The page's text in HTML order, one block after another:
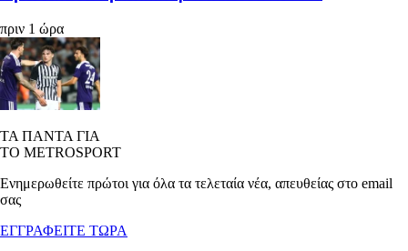
πριν 1 ώρα
ΤΑ ΠΑΝΤΑ ΓΙΑ
ΤΟ METROSPORT
Ενημερωθείτε πρώτοι για όλα τα τελεταία νέα, απευθείας στο email
σας
ΕΓΓΡΑΦΕΙΤΕ ΤΩΡΑ